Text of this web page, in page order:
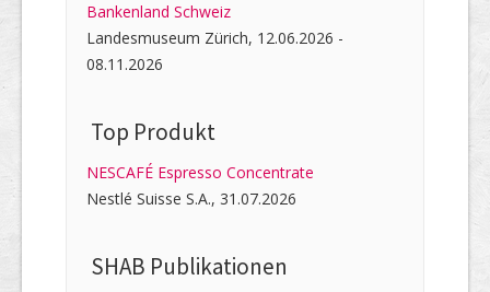
Bankenland Schweiz
Landesmuseum Zürich, 12.06.2026 -
08.11.2026
Top Produkt
NESCAFÉ Espresso Concentrate
Nestlé Suisse S.A., 31.07.2026
SHAB Publi­kati­onen